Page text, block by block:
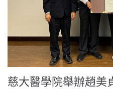
慈大醫學院舉辦趙美